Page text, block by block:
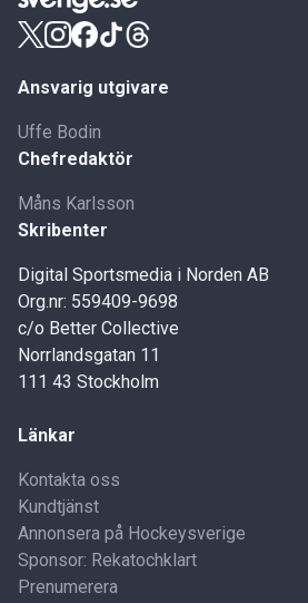
Ansvarig utgivare
Uffe Bodin
Chefredaktör
Måns Karlsson
Skribenter
Digital Sportsmedia i Norden AB
Org.nr: 559409-9698
c/o Better Collective
Norrlandsgatan 11
111 43 Stockholm
Länkar
Kontakta oss
Kundtjänst
Annonsera på Hockeysverige
Sponsor: Rekatochklart
Prenumerera